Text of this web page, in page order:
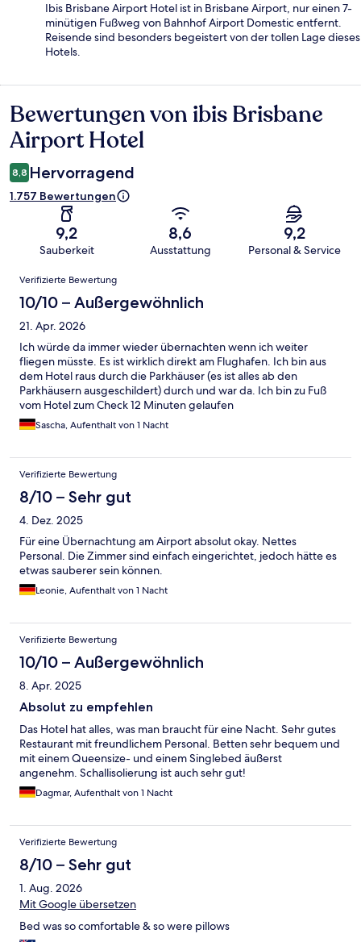
Ibis Brisbane Airport Hotel ist in Brisbane Airport, nur einen 7-
minütigen Fußweg von Bahnhof Airport Domestic entfernt.
Reisende sind besonders begeistert von der tollen Lage dieses
Hotels.
Bewertungen
Bewertungen von ibis Brisbane
Airport Hotel
8,8 Hervorragend
1.757 Bewertungen
9,2
Sauberkeit
8,6
Ausstattung
9,2
Personal & Service
Bewertungen
Verifizierte Bewertung
10/10 – Außergewöhnlich
21. Apr. 2026
Ich würde da immer wieder übernachten wenn ich weiter
fliegen müsste. Es ist wirklich direkt am Flughafen. Ich bin aus
dem Hotel raus durch die Parkhäuser (es ist alles ab den
Parkhäusern ausgeschildert) durch und war da. Ich bin zu Fuß
vom Hotel zum Check 12 Minuten gelaufen
Sascha, Aufenthalt von 1 Nacht
Verifizierte Bewertung
8/10 – Sehr gut
4. Dez. 2025
Für eine Übernachtung am Airport absolut okay. Nettes
Personal. Die Zimmer sind einfach eingerichtet, jedoch hätte es
etwas sauberer sein können.
Leonie, Aufenthalt von 1 Nacht
Verifizierte Bewertung
10/10 – Außergewöhnlich
8. Apr. 2025
Absolut zu empfehlen
Das Hotel hat alles, was man braucht für eine Nacht. Sehr gutes
Restaurant mit freundlichem Personal. Betten sehr bequem und
mit einem Queensize- und einem Singlebed äußerst
angenehm. Schallisolierung ist auch sehr gut!
Dagmar, Aufenthalt von 1 Nacht
Verifizierte Bewertung
8/10 – Sehr gut
1. Aug. 2026
Mit Google übersetzen
Bed was so comfortable & so were pillows